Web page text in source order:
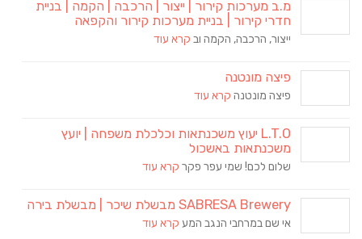
מ.ב מערכות קירור | ייצור | הרכבה | הקמה | בניית
חדרי קירור | בניית מערכות קירור והקפאה
ייצור, הרכבה, הקמה וב קרא עוד
פיצה מונטנה
פיצה מונטנה קרא עוד
L.T.O יעוץ משכנתאות וכלכלת משפחה | יועץ
משכנתאות באשכול
שלום לכם! שמי עפר פקר קרא עוד
SABRESA Brewery מבשלת שיכר | מבשלת בירה
אי שם במרחבי הנגב המע קרא עוד